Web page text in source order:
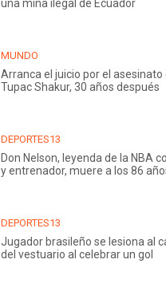
una mina ilegal de Ecuador
MUNDO
Arranca el juicio por el asesinato
Tupac Shakur, 30 años después
DEPORTES13
Don Nelson, leyenda de la NBA
y entrenador, muere a los 86
DEPORTES13
Jugador brasileño se lesiona al
del vestuario al celebrar un gol